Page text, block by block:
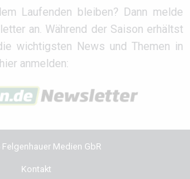
Laufenden bleiben? Dann melde
an. Während der Saison erhältst
wichtigsten News und Themen in
anmelden:
Medien GbR
Kontakt